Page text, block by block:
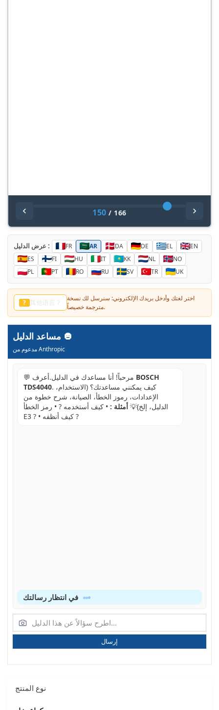
150 / 166
عرض الدليل : FR AR DA DE EL
EN
ES
FI HU IT KK NL
NO
PL
PT RO RU SV TR UK
? 다른 언어?
اختر لغتك وأدخل بريدك الإلكتروني: سنرسل لك نسخة
مترجمة خصيصاً.
مدعوم من Anthropic
💬 مرحباً! أنا مساعدك في الدليل.أعرف BOSCH
TDS4040. كيف يمكنني مساعدتك؟ (الاستخدام،
الإعدادات، رموز الخطأ، الصيانة، شرح خطوة من
الدليل، إلخ)💡 أمثلة : • كيف أستخدمه ? • رمز الخطأ
E3 ? • كيف أنظفه ?
إرسال
نوع المنتج